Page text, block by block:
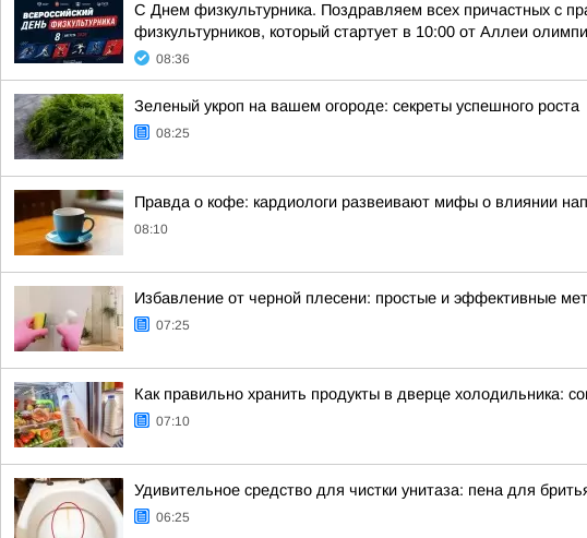
С Днем физкультурника. Поздравляем всех причастных с
физкультурников, который стартует в 10:00 от Аллеи
08:36
Зеленый укроп на вашем огороде: секреты успешного роста
08:25
Правда о кофе: кардиологи развеивают мифы о влиянии
08:10
Избавление от черной плесени: простые и эффективные
07:25
Как правильно хранить продукты в дверце холодильника:
07:10
Удивительное средство для чистки унитаза: пена для
06:25